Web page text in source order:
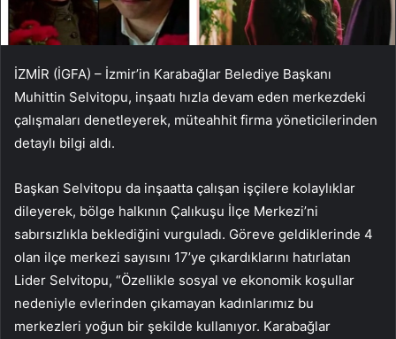
İZMİR (İGFA) – İzmir’in Karabağlar Belediye Başkanı
Muhittin Selvitopu, inşaatı hızla devam eden merkezdeki
çalışmaları denetleyerek, müteahhit firma yöneticilerinden
detaylı bilgi aldı.
Başkan Selvitopu da inşaatta çalışan işçilere kolaylıklar
dileyerek, bölge halkının Çalıkuşu İlçe Merkezi’ni
sabırsızlıkla beklediğini vurguladı. Göreve geldiklerinde 4
olan ilçe merkezi sayısını 17’ye çıkardıklarını hatırlatan
Lider Selvitopu, “Özellikle sosyal ve ekonomik koşullar
nedeniyle evlerinden çıkamayan kadınlarımız bu
merkezleri yoğun bir şekilde kullanıyor. Karabağlar